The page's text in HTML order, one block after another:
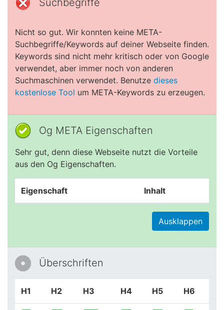
Suchbegriffe
Nicht so gut. Wir konnten keine META-
Suchbegriffe/Keywords auf deiner Webseite finden.
Keywords sind nicht mehr kritisch oder von Google
verwendet, aber immer noch von anderen
Suchmaschinen verwendet. Benutze dieses
kostenlose Tool um META-Keywords zu erzeugen.
Og META Eigenschaften
Sehr gut, denn diese Webseite nutzt die Vorteile
aus den Og Eigenschaften.
Eigenschaft Inhalt
Ausklappen
Überschriften
H1 H2 H3 H4 H5 H6